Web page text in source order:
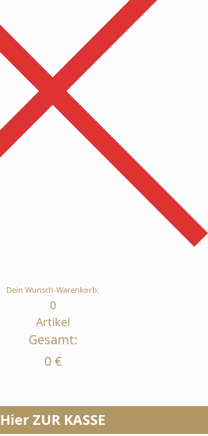
Dein Wunsch-Warenkorb:
0
Artikel
Gesamt:
0 €
Hier ZUR KASSE